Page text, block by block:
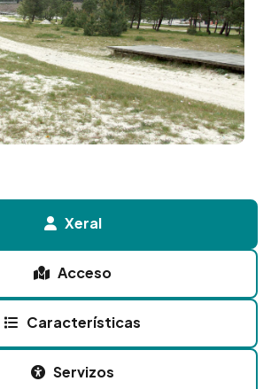
Xeral
Acceso
Características
Servizos